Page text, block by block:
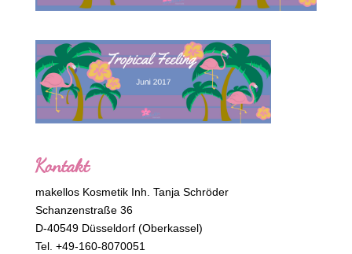
Kontakt
makellos Kosmetik Inh. Tanja Schröder
Schanzenstraße 36
D-40549 Düsseldorf (Oberkassel)
Tel. +49-160-8070051